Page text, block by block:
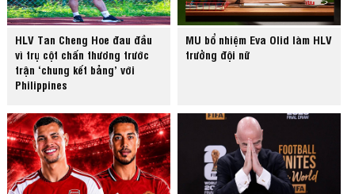
HLV Tan Cheng Hoe đau đầu
vì trụ cột chấn thương trước
trận ‘chung kết bảng’ với
Philippines
MU bổ nhiệm Eva Olid làm HLV
trưởng đội nữ